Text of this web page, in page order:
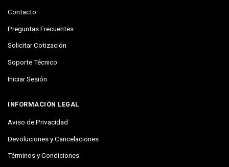
Contacto
Preguntas Frecuentes
Solicitar Cotización
Soporte Técnico
Iniciar Sesión
INFORMACIÓN LEGAL
Aviso de Privacidad
Devoluciones y Cancelaciones
Términos y Condiciones